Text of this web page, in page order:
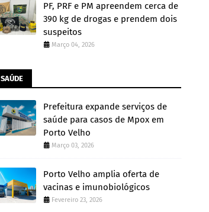
PF, PRF e PM apreendem cerca de
390 kg de drogas e prendem dois
suspeitos
Março 04, 2026
SAÚDE
Prefeitura expande serviços de
saúde para casos de Mpox em
Porto Velho
Março 03, 2026
Porto Velho amplia oferta de
vacinas e imunobiológicos
Fevereiro 23, 2026